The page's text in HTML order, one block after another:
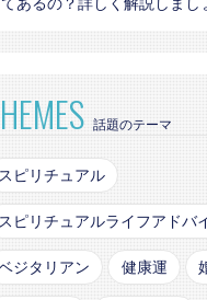
てあるの？詳しく解説しまし
話題のテーマ
ピリチュアル
ピリチュアルライフアドバ
ジタリアン 健康運